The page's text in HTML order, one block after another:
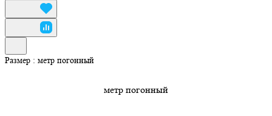
Размер : метр погонный
метр погонный